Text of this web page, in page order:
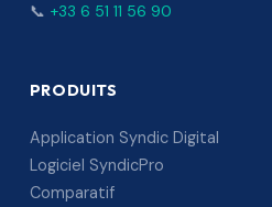
📞 +33 6 51 11 56 90
PRODUITS
Application Syndic Digital
Logiciel SyndicPro
Comparatif